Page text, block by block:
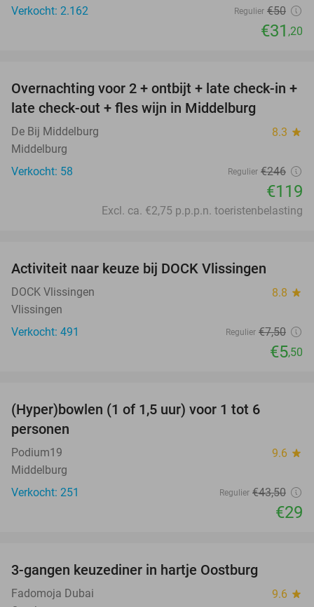
Verkocht: 2.162
Regulier €50
€31 ,20
52%
Overnachting voor 2 + ontbijt + late check-in +
late check-out + fles wijn in Middelburg
De Bij Middelburg 8.3 star
Middelburg
Verkocht: 58
Regulier €246
€119
Excl. ca. €2,75 p.p.p.n. toeristenbelasting
Activiteit naar keuze bij DOCK Vlissingen
DOCK Vlissingen 8.8 star
Vlissingen
Verkocht: 491
Regulier €7,50
€5,50
(Hyper)bowlen (1 of 1,5 uur) voor 1 tot 6
personen
Podium19 9.6 star
Middelburg
Verkocht: 251
Regulier €43,50
€29
3-gangen keuzediner in hartje Oostburg
Fadomoja Dubai 9.6 star